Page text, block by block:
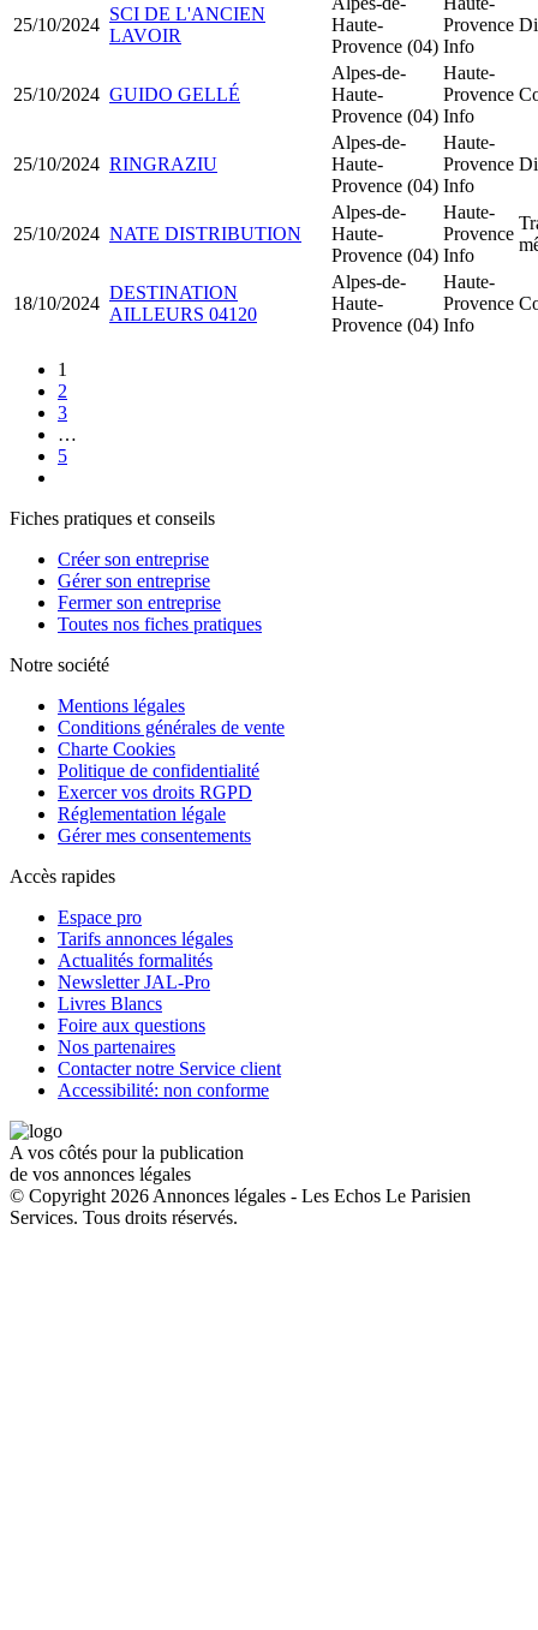
25/10/2024
SCI DE L'ANCIEN
LAVOIR
Haute-
Provence (04)
Provence
Info
25/10/2024 GUIDO GELLÉ
Alpes-de-
Haute-
Provence (04)
Haute-
Provence
Info
25/10/2024 RINGRAZIU
Alpes-de-
Haute-
Provence (04)
Haute-
Provence
Info
25/10/2024 NATE DISTRIBUTION
Alpes-de-
Haute-
Provence (04)
Haute-
Provence
Info
18/10/2024
DESTINATION
AILLEURS 04120
Alpes-de-
Haute-
Provence (04)
Haute-
Provence
Info
1
2
3
…
5
Fiches pratiques et conseils
Créer son entreprise
Gérer son entreprise
Fermer son entreprise
Toutes nos fiches pratiques
Notre société
Mentions légales
Conditions générales de vente
Charte Cookies
Politique de confidentialité
Exercer vos droits RGPD
Réglementation légale
Gérer mes consentements
Accès rapides
Espace pro
Tarifs annonces légales
Actualités formalités
Newsletter JAL-Pro
Livres Blancs
Foire aux questions
Nos partenaires
Contacter notre Service client
Accessibilité: non conforme
A vos côtés pour la publication
de vos annonces légales
© Copyright 2026 Annonces légales - Les Echos Le Parisien
Services. Tous droits réservés.